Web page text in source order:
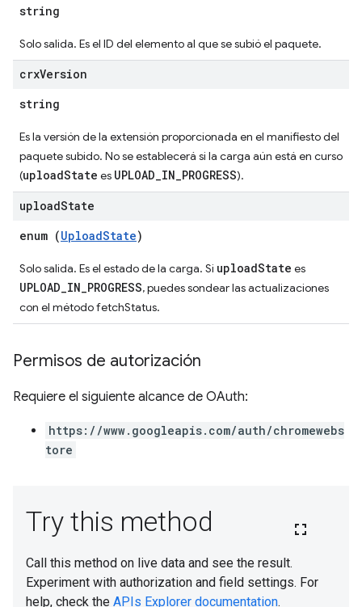
string
Solo salida. Es el ID del elemento al que se subió el paquete.
crxVersion
string
Es la versión de la extensión proporcionada en el manifiesto del
paquete subido. No se establecerá si la carga aún está en curso
(uploadState es UPLOAD_IN_PROGRESS).
uploadState
enum (UploadState)
Solo salida. Es el estado de la carga. Si uploadState es
UPLOAD_IN_PROGRESS, puedes sondear las actualizaciones
con el método fetchStatus.
Permisos de autorización
Requiere el siguiente alcance de OAuth:
https://www.googleapis.com/auth/chromewebs
tore